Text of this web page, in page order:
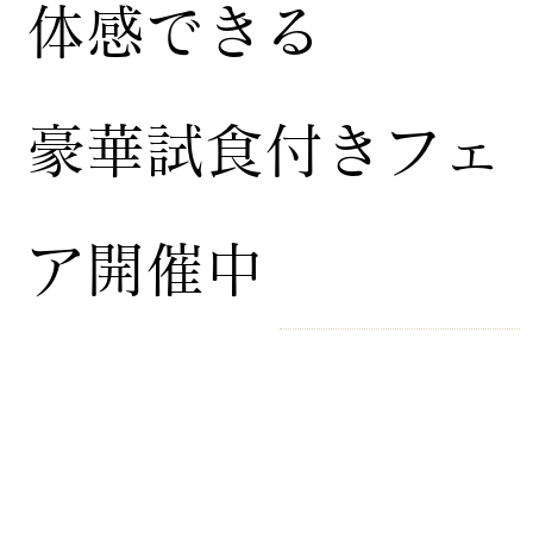
体感できる
豪華試食付きフェ
ア開催中